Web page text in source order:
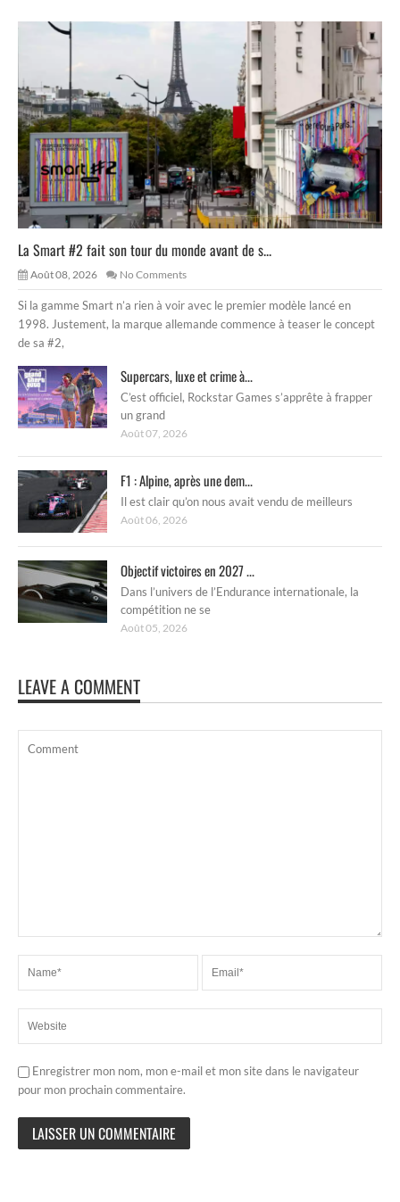
La Smart #2 fait son tour du monde avant de s...
Août 08, 2026 No Comments
Si la gamme Smart n’a rien à voir avec le premier modèle lancé en
1998. Justement, la marque allemande commence à teaser le concept
de sa #2,
Supercars, luxe et crime à...
C’est officiel, Rockstar Games s’apprête à frapper
un grand
Août 07, 2026
F1 : Alpine, après une dem...
Il est clair qu’on nous avait vendu de meilleurs
Août 06, 2026
Objectif victoires en 2027 ...
Dans l’univers de l’Endurance internationale, la
compétition ne se
Août 05, 2026
LEAVE A COMMENT
Enregistrer mon nom, mon e-mail et mon site dans le navigateur
pour mon prochain commentaire.